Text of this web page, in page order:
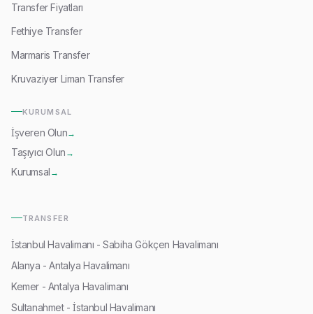
Transfer Fiyatları
Fethiye Transfer
Marmaris Transfer
Kruvaziyer Liman Transfer
KURUMSAL
İşveren Olun→
Taşıyıcı Olun →
Kurumsal →
TRANSFER
İstanbul Havalimanı - Sabiha Gökçen Havalimanı
Alanya - Antalya Havalimanı
Kemer - Antalya Havalimanı
Sultanahmet - İstanbul Havalimanı